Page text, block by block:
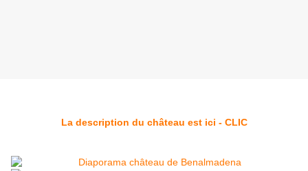
La description du château est ici - CLIC